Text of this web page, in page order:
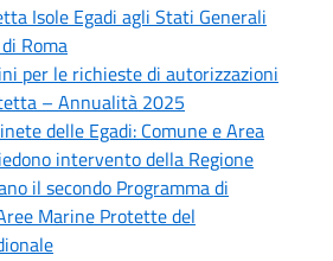
Isole Egadi agli Stati Generali
Roma
per le richieste di autorizzazioni
– Annualità 2025
delle Egadi: Comune e Area
intervento della Regione
il secondo Programma di
Marine Protette del